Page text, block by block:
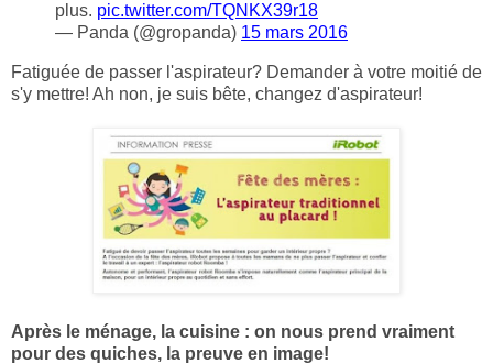
plus. pic.twitter.com/TQNKX39r18
— Panda (@gropanda) 15 mars 2016
Fatiguée de passer l'aspirateur? Demander à votre moitié de
s'y mettre! Ah non, je suis bête, changez d'aspirateur!
Après le ménage, la cuisine : on nous prend vraiment
pour des quiches, la preuve en image!